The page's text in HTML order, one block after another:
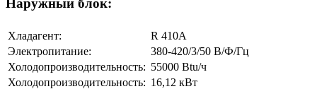
Наружный блок:
Хладагент:
R 410A
Электропитание:
380-420/3/50 В/Ф/Гц
Холодопроизводительность: 55000 Btu/ч
Холодопроизводительность: 16,12 кВт